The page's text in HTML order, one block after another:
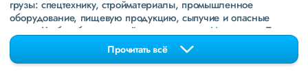
грузы: спецтехнику, стройматериалы, промышленное
оборудование, пищевую продукцию, сыпучие и опасные
грузы. Чтобы убедиться зайдите в раздел
«Наш опыт»
. Там
свежие примеры перевозок, которые обновляются несколько
раз в неделю. Также недавно мы запустили новые
направления вДНРиЛНР. Предоставляем все стандартные
Прочитать всё